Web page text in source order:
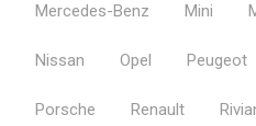
Mercedes-Benz Mini
Nissan Opel Peugeot
Porsche Renault